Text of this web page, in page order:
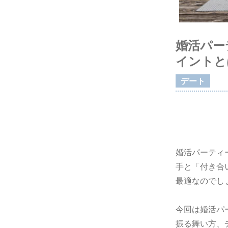
婚活パ
イント
デート
婚活パーティ
手と「付き合
最適なのでし
今回は婚活パ
振る舞い方、